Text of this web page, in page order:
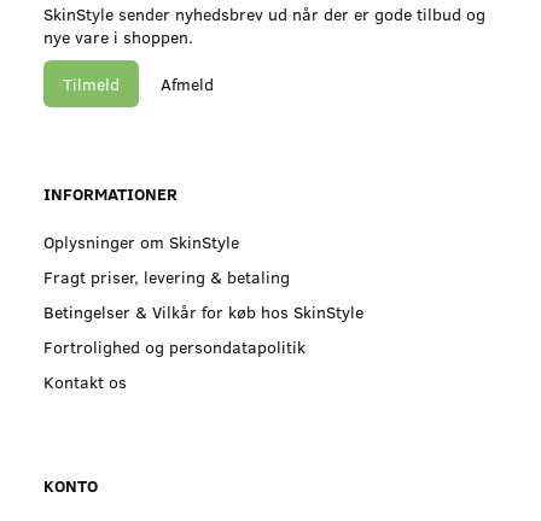
SkinStyle sender nyhedsbrev ud når der er gode tilbud og
nye vare i shoppen.
Tilmeld Afmeld
INFORMATIONER
Oplysninger om SkinStyle
Fragt priser, levering & betaling
Betingelser & Vilkår for køb hos SkinStyle
Fortrolighed og persondatapolitik
Kontakt os
KONTO